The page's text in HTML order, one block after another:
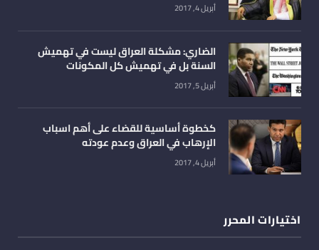
أبريل 4, 2017
الضاري: مشكلة العراق ليست في تهميش
السنة بل في تهميش كل المكونات
أبريل 5, 2017
كخطوة أساسية للقضاء على أهم اسباب
الإرهاب في العراق وعدم عودته
أبريل 4, 2017
اختيارات المحرر